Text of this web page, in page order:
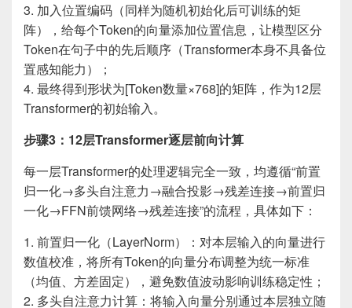
3. 加入位置编码（同样为随机初始化后可训练的矩
阵），给每个Token的向量添加位置信息，让模型区分
Token在句子中的先后顺序（Transformer本身不具备位
置感知能力）；
4. 最终得到形状为[Token数量×768]的矩阵，作为12层
Transformer的初始输入。
步骤3：12层Transformer逐层前向计算
每一层Transformer的处理逻辑完全一致，均遵循“前置
归一化→多头自注意力→融合投影→残差连接→前置归
一化→FFN前馈网络→残差连接”的流程，具体如下：
1. 前置归一化（LayerNorm）：对本层输入的向量进行
数值校准，将所有Token的向量分布调整为统一标准
（均值、方差固定），避免数值波动影响训练稳定性；
2. 多头自注意力计算：将输入向量分别通过本层独立随